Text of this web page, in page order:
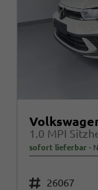
sofort lieferbar
Fahrzeugnr. 26067